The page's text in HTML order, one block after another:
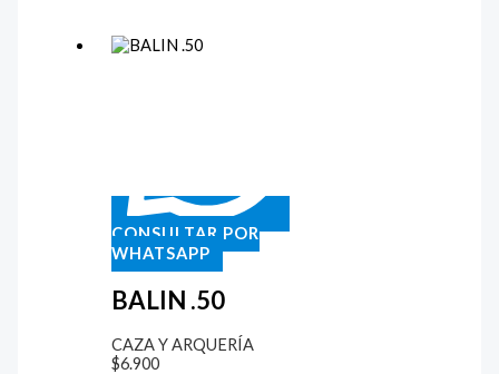
CONSULTAR POR
WHATSAPP
BALIN .50
CAZA Y ARQUERÍA
$6.900